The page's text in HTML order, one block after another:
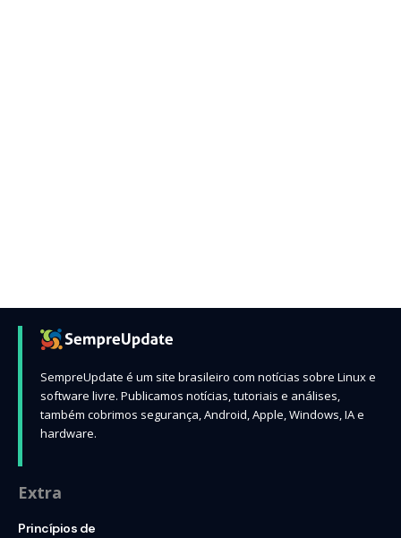
SempreUpdate é um site brasileiro com notícias sobre Linux e
software livre. Publicamos notícias, tutoriais e análises,
também cobrimos segurança, Android, Apple, Windows, IA e
hardware.
Extra
Princípios de